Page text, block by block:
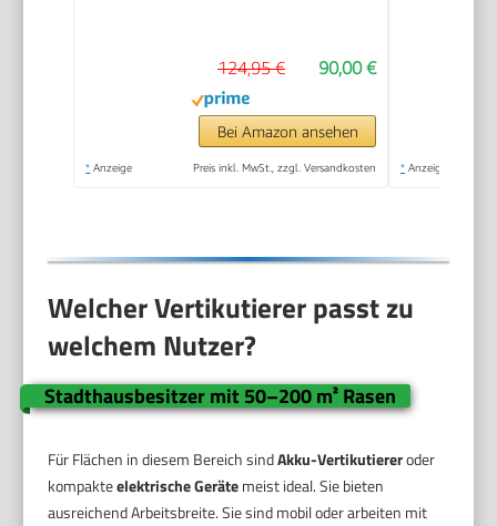
Messerwalze +
Lüfterwalze, 3 Stufen
Arbeitstiefe,
klappbarer
90,00 €
124,95 €
Bei Amazon ansehen
* Anzeige Preis inkl. MwSt., zzgl. Versandkosten * Anzeige
Welcher Vertikutierer passt zu
welchem Nutzer?
Stadthausbesitzer mit 50–200 m² Rasen
Für Flächen in diesem Bereich sindAkku-Vertikutiereroder
kompakteelektrische Gerätemeist ideal. Sie bieten
ausreichend Arbeitsbreite. Sie sind mobil oder arbeiten mit